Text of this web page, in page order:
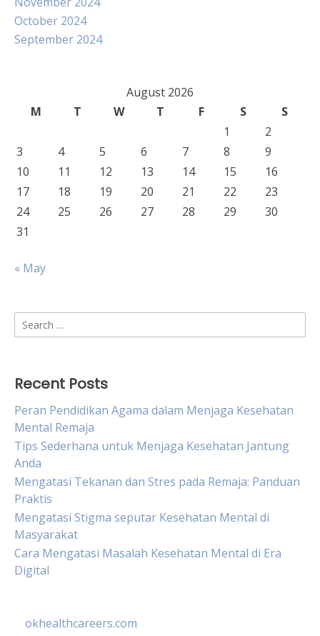
October 2024
September 2024
August 2026
M
T W T F S
S
1
2
3
4 5 6 7 8
9
10
11 12 13 14 15
16
17
18 19 20 21 22
23
24
25 26 27 28 29
30
31
« May
Search
for:
Recent Posts
Peran Pendidikan Agama dalam Menjaga Kesehatan
Mental Remaja
Tips Sederhana untuk Menjaga Kesehatan Jantung
Anda
Mengatasi Tekanan dan Stres pada Remaja: Panduan
Praktis
Mengatasi Stigma seputar Kesehatan Mental di
Masyarakat
Cara Mengatasi Masalah Kesehatan Mental di Era
Digital
okhealthcareers.com